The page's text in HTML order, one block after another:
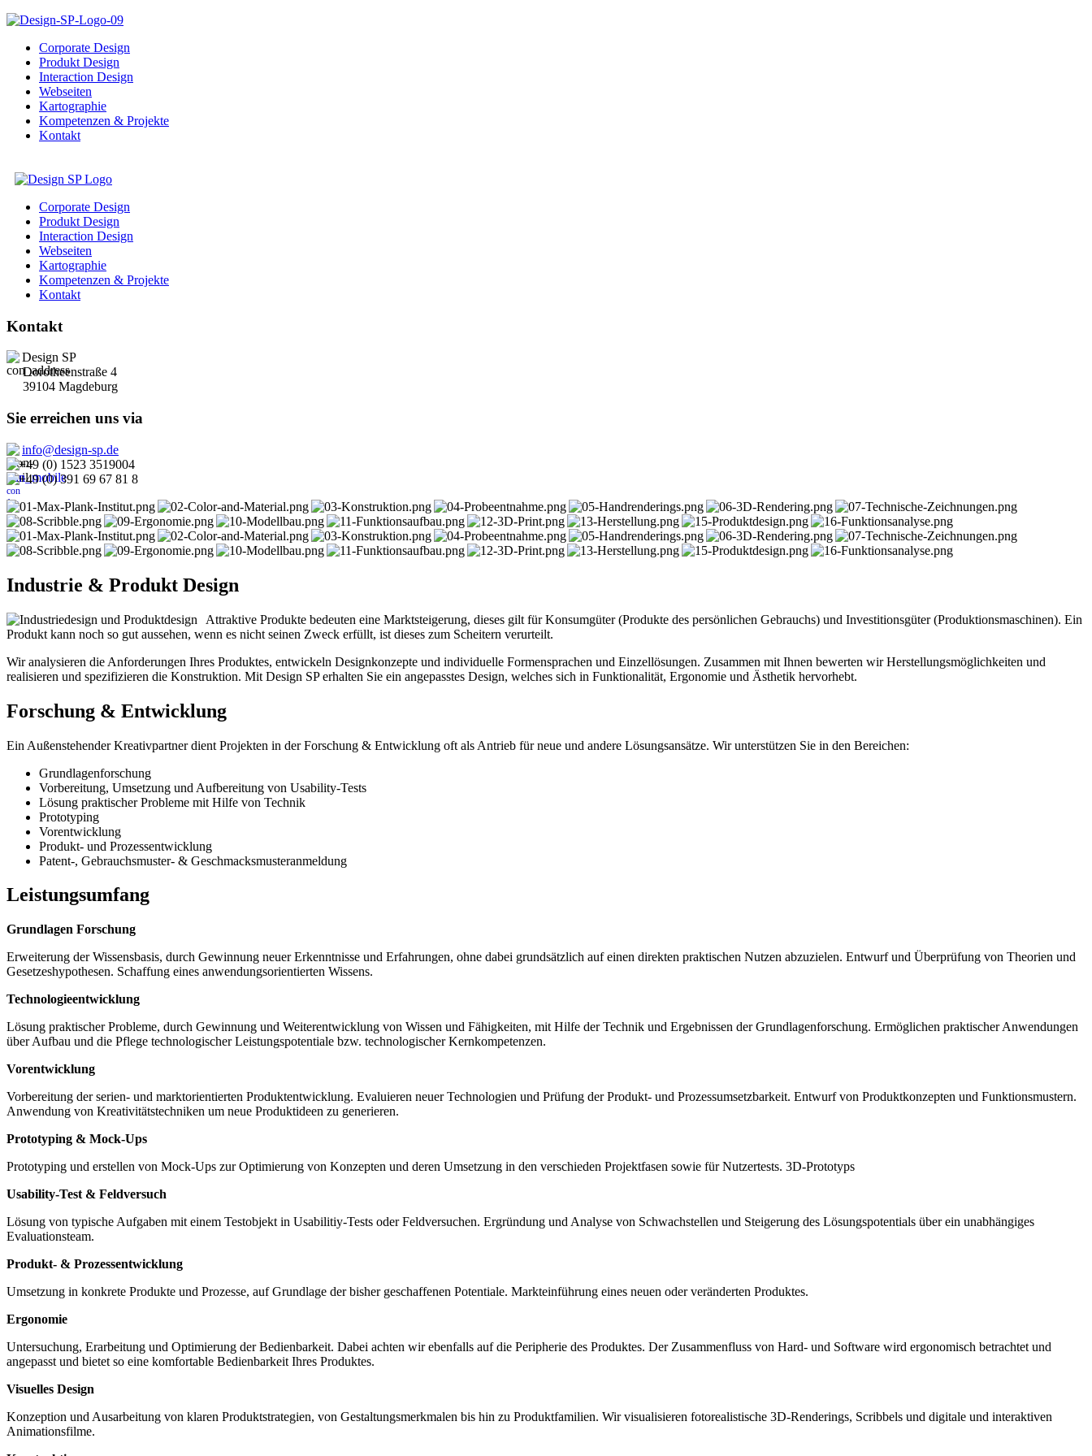
Corporate Design
Produkt Design
Interaction Design
Webseiten
Kartographie
Kompetenzen & Projekte
Kontakt
Corporate Design
Produkt Design
Interaction Design
Webseiten
Kartographie
Kompetenzen & Projekte
Kontakt
Kontakt
Design SP
Dorotheenstraße 4
39104 Magdeburg
Sie erreichen uns via
info@design-sp.de
+49 (0) 1523 3519004
+49 (0) 391 69 67 81 8
Industrie & Produkt Design
Attraktive Produkte bedeuten eine Marktsteigerung, dieses gilt für Konsumgüter (Produkte des persönlichen Gebrauchs) und Investitionsgüter (Produktionsmaschinen). Ein
Produkt kann noch so gut aussehen, wenn es nicht seinen Zweck erfüllt, ist dieses zum Scheitern verurteilt.
Wir analysieren die Anforderungen Ihres Produktes, entwickeln Designkonzepte und individuelle Formensprachen und Einzellösungen. Zusammen mit Ihnen bewerten wir Herstellungsmöglichkeiten und
realisieren und spezifizieren die Konstruktion. Mit Design SP erhalten Sie ein angepasstes Design, welches sich in Funktionalität, Ergonomie und Ästhetik hervorhebt.
Forschung & Entwicklung
Ein Außenstehender Kreativpartner dient Projekten in der Forschung & Entwicklung oft als Antrieb für neue und andere Lösungsansätze. Wir unterstützen Sie in den Bereichen:
Grundlagenforschung
Vorbereitung, Umsetzung und Aufbereitung von Usability-Tests
Lösung praktischer Probleme mit Hilfe von Technik
Prototyping
Vorentwicklung
Produkt- und Prozessentwicklung
Patent-, Gebrauchsmuster- & Geschmacksmusteranmeldung
Leistungsumfang
Grundlagen Forschung
Erweiterung der Wissensbasis, durch Gewinnung neuer Erkenntnisse und Erfahrungen, ohne dabei grundsätzlich auf einen direkten praktischen Nutzen abzuzielen. Entwurf und Überprüfung von Theorien und
Gesetzeshypothesen. Schaffung eines anwendungsorientierten Wissens.
Technologieentwicklung
Lösung praktischer Probleme, durch Gewinnung und Weiterentwicklung von Wissen und Fähigkeiten, mit Hilfe der Technik und Ergebnissen der Grundlagenforschung. Ermöglichen praktischer Anwendungen
über Aufbau und die Pflege technologischer Leistungspotentiale bzw. technologischer Kernkompetenzen.
Vorentwicklung
Vorbereitung der serien- und marktorientierten Produktentwicklung. Evaluieren neuer Technologien und Prüfung der Produkt- und Prozessumsetzbarkeit. Entwurf von Produktkonzepten und Funktionsmustern.
Anwendung von Kreativitätstechniken um neue Produktideen zu generieren.
Prototyping & Mock-Ups
Prototyping und erstellen von Mock-Ups zur Optimierung von Konzepten und deren Umsetzung in den verschieden Projektfasen sowie für Nutzertests. 3D-Prototyps
Usability-Test & Feldversuch
Lösung von typische Aufgaben mit einem Testobjekt in Usabilitiy-Tests oder Feldversuchen. Ergründung und Analyse von Schwachstellen und Steigerung des Lösungspotentials über ein unabhängiges
Evaluationsteam.
Produkt- & Prozessentwicklung
Umsetzung in konkrete Produkte und Prozesse, auf Grundlage der bisher geschaffenen Potentiale. Markteinführung eines neuen oder veränderten Produktes.
Ergonomie
Untersuchung, Erarbeitung und Optimierung der Bedienbarkeit. Dabei achten wir ebenfalls auf die Peripherie des Produktes. Der Zusammenfluss von Hard- und Software wird ergonomisch betrachtet und
angepasst und bietet so eine komfortable Bedienbarkeit Ihres Produktes.
Visuelles Design
Konzeption und Ausarbeitung von klaren Produktstrategien, von Gestaltungsmerkmalen bis hin zu Produktfamilien. Wir visualisieren fotorealistische 3D-Renderings, Scribbels und digitale und interaktiven
Animationsfilme.